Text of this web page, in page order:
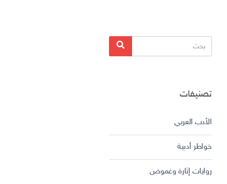
البحث
عن:
بحث
تصنيفات
الأدب العربي
خواطر أدبية
روايات إثارة وغموض